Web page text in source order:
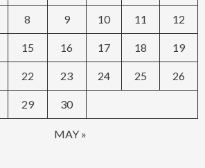
MAY »
8 9 10 11 12
15 16 17 18 19
22 23 24 25 26
29 30